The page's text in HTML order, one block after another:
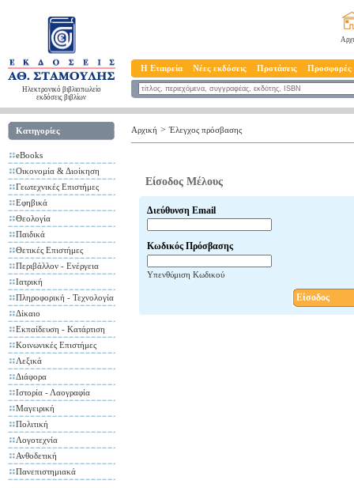
Ηλεκτρονικό βιβλιοπωλείο
εκδόσεις βιβλίων
Η Εταιρεία Νέες εκδόσεις Προτάσεις Προσφορές
Κατηγορίες
eBooks
Οικονομία & Διοίκηση
Γεωτεχνικές Επιστήμες
Εφηβικά
Θεολογία
Παιδικά
Θετικές Επιστήμες
Περιβάλλον - Ενέργεια
Ιατρική
Πληροφορική - Τεχνολογία
Δίκαιο
Εκπαίδευση - Κατάρτιση
Κοινωνικές Επιστήμες
Λεξικά
Διάφορα
Ιστορία - Λαογραφία
Μαγειρική
Πολιτική
Λογοτεχνία
Ανθοδετική
Πανεπιστημιακά
Αρχική > Έλεγχος πρόσβασης
Είσοδος Μέλους
Διεύθυνση Email
Κωδικός Πρόσβασης
Υπενθύμιση Κωδικού
Είσοδος